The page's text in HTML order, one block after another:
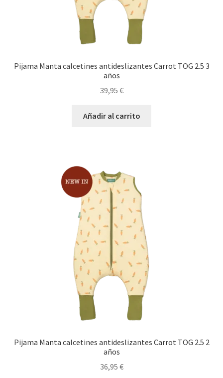
Pijama Manta calcetines antideslizantes Carrot TOG 2.5 3
años
39,95 €
Añadir al carrito
Pijama Manta calcetines antideslizantes Carrot TOG 2.5 2
años
36,95 €